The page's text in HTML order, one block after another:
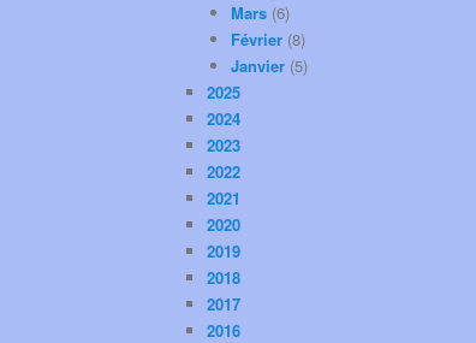
Mars (6)
Février (8)
Janvier (5)
2025
2024
2023
2022
2021
2020
2019
2018
2017
2016